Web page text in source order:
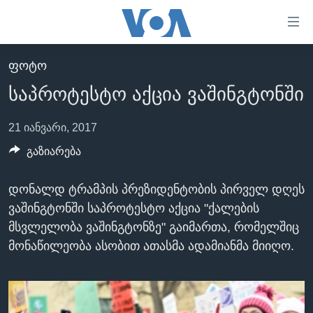
ხელმისაწვდომობისთვის
გადადით
მთავარზე
გადადით
ნავიგაციაზე
გადადით
ᲛᲗᲐᲕᲐᲠᲘ
ᲐᲮᲐᲚᲘ ᲐᲛᲑᲔᲑᲘ
ᲡᲐᲥᲐᲠᲗᲕᲔᲚᲝ
ᲐᲨᲨ
ᲛᲡᲝᲤᲚᲘᲝ
ᲕᲘᲓᲔᲝᲔᲑᲘ
ᲒᲐᲓᲐᲪᲔᲛᲔᲑᲘ
ᲮᲔᲓᲕᲐ ᲕᲐᲨᲘᲜᲒᲢᲝᲜᲘᲓᲐᲜ
ᲞᲝᲚᲘᲢᲘᲙᲐ
ᲠᲣᲡᲔᲗᲘᲡ ᲨᲔᲭᲠᲐ ᲣᲙᲠᲐᲘᲜᲐᲨᲘ
ᲤᲝᲢᲝ
საპროტესტო აქცია ვაშინგტონში
21 იანვარი, 2017
დონალდ ტრამპის პრეზიდენტობის პირველ დღეს
ვაშინგტონში საპროტესტო აქცია "ქალების
მსვლელობა ვაშინგტონზე" გაიმართა, რომელშიც
მონაწილეობა ასობით ათასმა ადამიანმა მიიღო.
გაზიარება